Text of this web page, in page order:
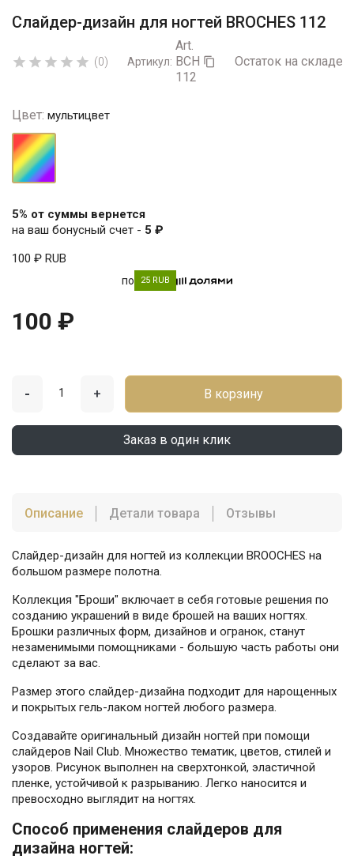
Слайдер-дизайн для ногтей BROCHES 112
     (0) Артикул:
Art.
BCH
112
 Остаток на складе:
Цвет: мультицвет
мультицвет
5% от суммы вернется
на ваш бонусный счет - 5 ₽
100 ₽ RUB
по 25 RUB
100 ₽
- + В корзину
Заказ в один клик
Описание Детали товара Отзывы
Слайдер-дизайн для ногтей из коллекции BROOCHES на
большом размере полотна.
Коллекция "Броши" включает в себя готовые решения по
созданию украшений в виде брошей на ваших ногтях.
Брошки различных форм, дизайнов и огранок, станут
незаменимыми помощниками - большую часть работы они
сделают за вас.
Размер этого слайдер-дизайна подходит для нарощенных
и покрытых гель-лаком ногтей любого размера.
Создавайте оригинальный дизайн ногтей при помощи
слайдеров Nail Club. Множество тематик, цветов, стилей и
узоров. Рисунок выполнен на сверхтонкой, эластичной
пленке, устойчивой к разрыванию. Легко наносится и
превосходно выглядит на ногтях.
Способ применения слайдеров для
дизайна ногтей: